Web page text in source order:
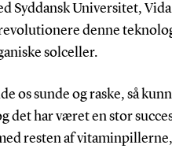
Syddansk Universitet, Vida
denne
solceller.
os sunde og raske, så
det har været en stor succes
resten af